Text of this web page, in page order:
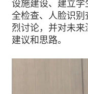
设施建设、建立
全检查、人脸识
烈讨论，并对未
建议和思路。